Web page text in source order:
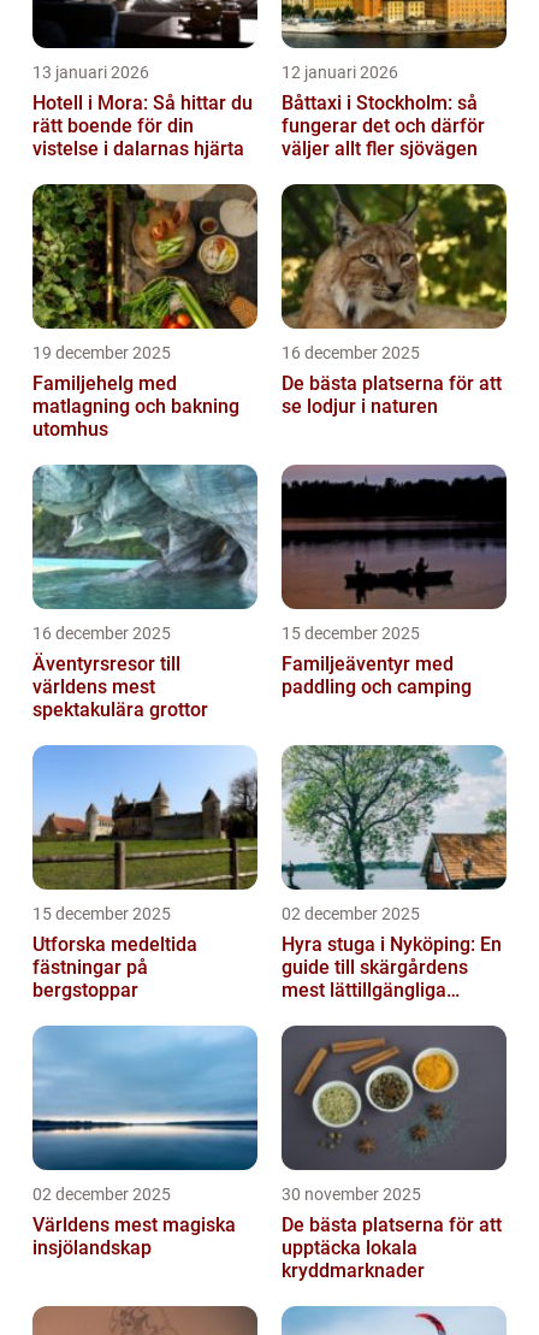
13 januari 2026
Hotell i Mora: Så hittar du
rätt boende för din
vistelse i dalarnas hjärta
12 januari 2026
Båttaxi i Stockholm: så
fungerar det och därför
väljer allt fler sjövägen
19 december 2025
Familjehelg med
matlagning och bakning
utomhus
16 december 2025
De bästa platserna för att
se lodjur i naturen
16 december 2025
Äventyrsresor till
världens mest
spektakulära grottor
15 december 2025
Familjeäventyr med
paddling och camping
15 december 2025
Utforska medeltida
fästningar på
bergstoppar
02 december 2025
Hyra stuga i Nyköping: En
guide till skärgårdens
mest lättillgängliga
02 december 2025
Världens mest magiska
insjölandskap
30 november 2025
De bästa platserna för att
upptäcka lokala
kryddmarknader